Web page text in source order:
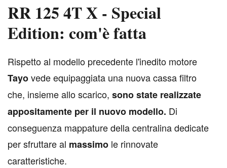
RR 125 4T X - Special
Edition: com'è fatta
Rispetto al modello precedente l'inedito motore
Tayovede equipaggiata una nuova cassa filtro
che, insieme allo scarico, sono state realizzate
appositamente per il nuovo modello. Di
conseguenza mappature della centralina dedicate
per sfruttare al massimo le rinnovate
caratteristiche.